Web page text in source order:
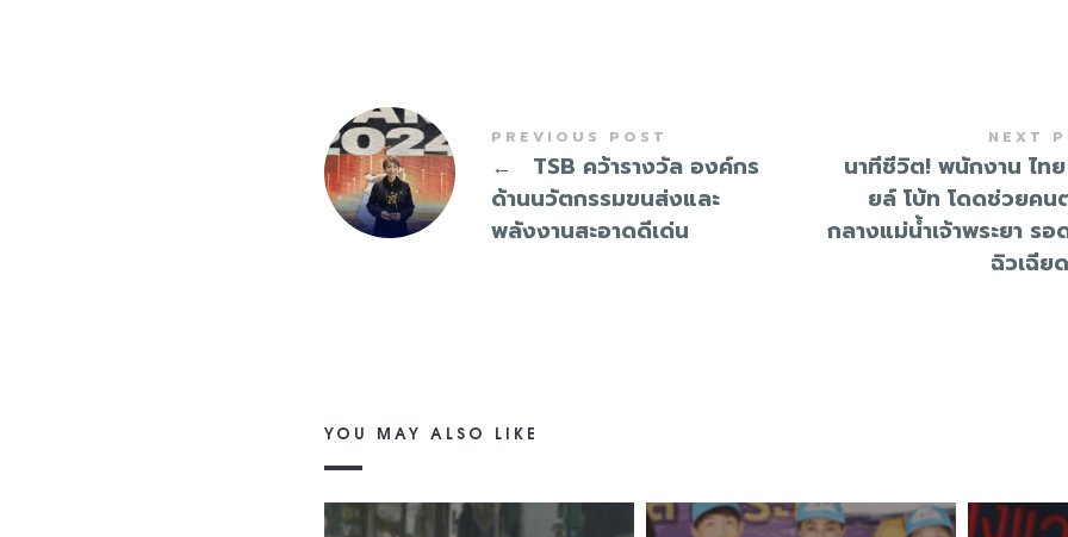
PREVIOUS POST
←
TSB คว้ารางวัล องค์กร
ด้านนวัตกรรมขนส่งและ
พลังงานสะอาดดีเด่น
NEXT
นาทีชีวิต! พนักงาน ไท
ยล์ โบ้ท โดดช่วยคน
กลางแม่น้ำเจ้าพระยา รอ
ฉิวเฉียด
YOU MAY ALSO LIKE